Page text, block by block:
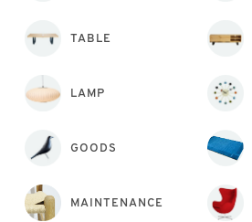
TABLE
LAMP
GOODS
MAINTENANCE